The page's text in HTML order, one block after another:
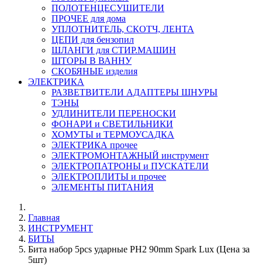
ПОЛОТЕНЦЕСУШИТЕЛИ
ПРОЧЕЕ для дома
УПЛОТНИТЕЛЬ, СКОТЧ, ЛЕНТА
ЦЕПИ для бензопил
ШЛАНГИ для СТИР.МАШИН
ШТОРЫ В ВАННУ
СКОБЯНЫЕ изделия
ЭЛЕКТРИКА
РАЗВЕТВИТЕЛИ АДАПТЕРЫ ШНУРЫ
ТЭНЫ
УДЛИНИТЕЛИ ПЕРЕНОСКИ
ФОНАРИ и СВЕТИЛЬНИКИ
ХОМУТЫ и ТЕРМОУСАДКА
ЭЛЕКТРИКА прочее
ЭЛЕКТРОМОНТАЖНЫЙ инструмент
ЭЛЕКТРОПАТРОНЫ и ПУСКАТЕЛИ
ЭЛЕКТРОПЛИТЫ и прочее
ЭЛЕМЕНТЫ ПИТАНИЯ
Главная
ИНСТРУМЕНТ
БИТЫ
Бита набор 5pcs ударные PH2 90mm Spark Lux (Цена за
5шт)